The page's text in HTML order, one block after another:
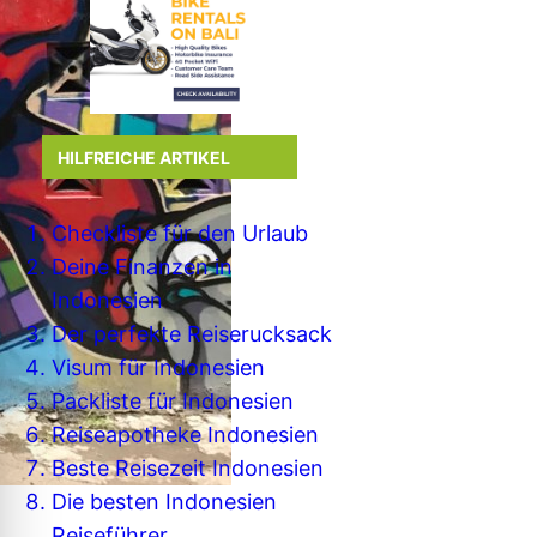
HILFREICHE ARTIKEL
Checkliste für den Urlaub
Deine Finanzen in
Indonesien
Der perfekte Reiserucksack
Visum für Indonesien
Packliste für Indonesien
Reiseapotheke Indonesien
Beste Reisezeit Indonesien
Die besten Indonesien